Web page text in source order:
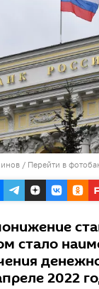
/ Перейти в
стало
2022